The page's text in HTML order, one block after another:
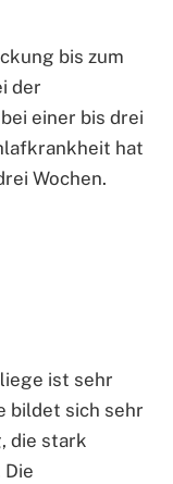
bis zum
der
einer bis drei
hat
Wochen.
ist sehr
bildet sich sehr
die stark